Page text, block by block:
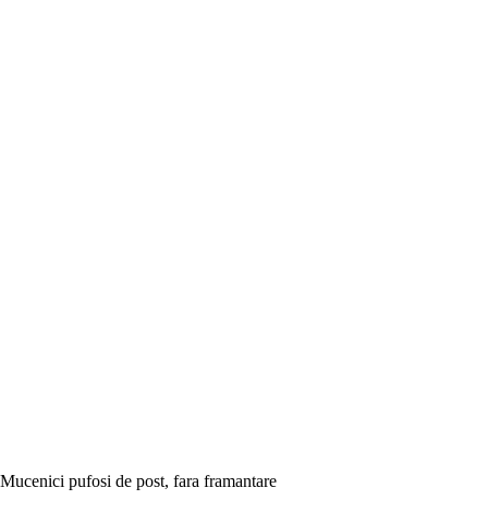
Mucenici pufosi de post, fara framantare